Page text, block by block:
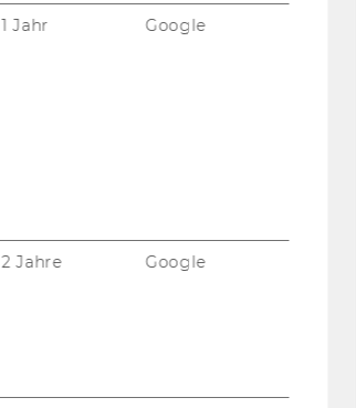
1 Jahr Google
2 Jahre Google